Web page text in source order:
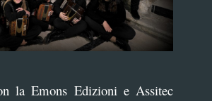
la Emons Edizioni e Assitec